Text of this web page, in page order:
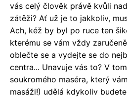
vás celý člověk právě kvůli
zátěži? Ať už je to jakkoliv,
Ach, kéž by byl po ruce ten
kterému se vám vždy
oblečte se a vydejte se do
centra... Unavuje vás to? V
soukromého maséra, který
masáži!) udělá kdykoliv